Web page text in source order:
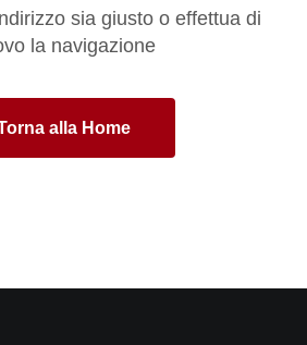
sia giusto o effettua di
la navigazione
alla Home